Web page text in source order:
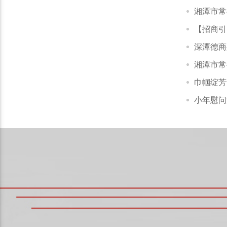
湘潭市
【招商
深潭德
湘潭市
巾帼绽
小年慰